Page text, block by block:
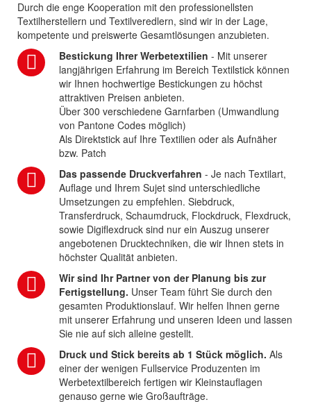
Durch die enge Kooperation mit den professionellsten
Textilherstellern und Textilveredlern, sind wir in der Lage,
kompetente und preiswerte Gesamtlösungen anzubieten.
Bestickung Ihrer Werbetextilien - Mit unserer
langjährigen Erfahrung im Bereich Textilstick können
wir Ihnen hochwertige Bestickungen zu höchst
attraktiven Preisen anbieten.
Über 300 verschiedene Garnfarben (Umwandlung
von Pantone Codes möglich)
Als Direktstick auf Ihre Textilien oder als Aufnäher
bzw. Patch
Das passende Druckverfahren - Je nach Textilart,
Auflage und Ihrem Sujet sind unterschiedliche
Umsetzungen zu empfehlen. Siebdruck,
Transferdruck, Schaumdruck, Flockdruck, Flexdruck,
sowie Digiflexdruck sind nur ein Auszug unserer
angebotenen Drucktechniken, die wir Ihnen stets in
höchster Qualität anbieten.
Wir sind Ihr Partner von der Planung bis zur
Fertigstellung. Unser Team führt Sie durch den
gesamten Produktionslauf. Wir helfen Ihnen gerne
mit unserer Erfahrung und unseren Ideen und lassen
Sie nie auf sich alleine gestellt.
Druck und Stick bereits ab 1 Stück möglich. Als
einer der wenigen Fullservice Produzenten im
Werbetextilbereich fertigen wir Kleinstauflagen
genauso gerne wie Großaufträge.